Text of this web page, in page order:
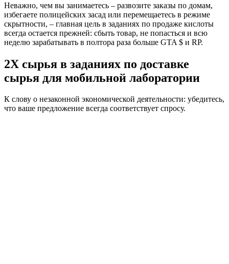
Неважно, чем вы занимаетесь – развозите заказы по домам,
избегаете полицейских засад или перемещаетесь в режиме
скрытности, – главная цель в заданиях по продаже кислоты
всегда остается прежней: сбыть товар, не попасться и всю
неделю зарабатывать в полтора раза больше GTA $ и RP.
2X сырья в заданиях по доставке
сырья для мобильной лаборатории
К слову о незаконной экономической деятельности: убедитесь,
что ваше предложение всегда соответствует спросу.